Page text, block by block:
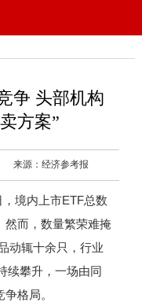
争 头部机构
方案”
来源：经济参考报
境内上市ETF总数
然而，数量繁荣难掩
动辄十余只，行业
续攀升，一场由同
格局。